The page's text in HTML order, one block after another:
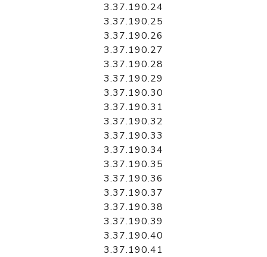
3.37.190.24
3.37.190.25
3.37.190.26
3.37.190.27
3.37.190.28
3.37.190.29
3.37.190.30
3.37.190.31
3.37.190.32
3.37.190.33
3.37.190.34
3.37.190.35
3.37.190.36
3.37.190.37
3.37.190.38
3.37.190.39
3.37.190.40
3.37.190.41